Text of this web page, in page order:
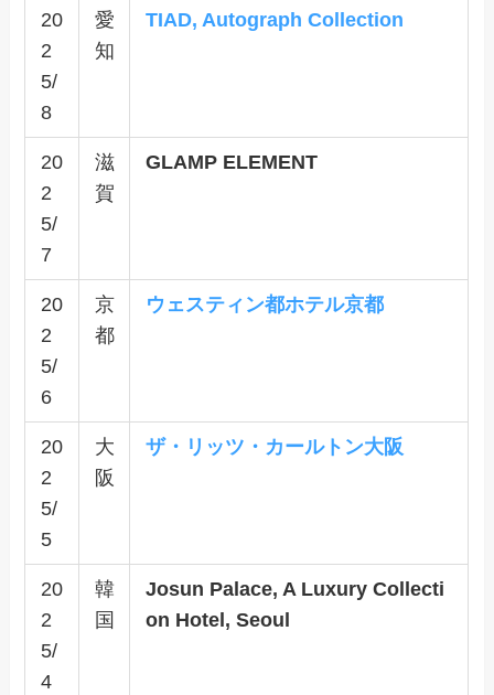
20
2
5/
8
愛
知
TIAD, Autograph Collection
20
2
5/
7
滋
賀
GLAMP ELEMENT
20
2
5/
6
京
都
ウェスティン都ホテル京都
20
2
5/
5
大
阪
ザ・リッツ・カールトン大阪
20
2
5/
4
韓
国
Josun Palace, A Luxury Collecti
on Hotel, Seoul